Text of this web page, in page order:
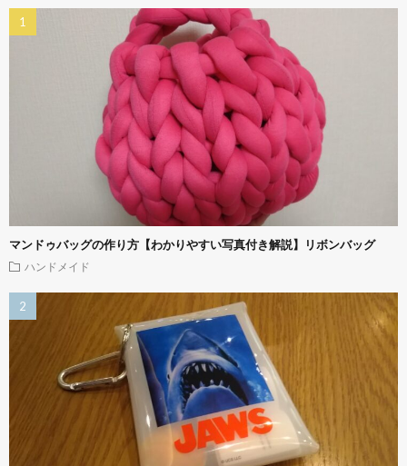
マンドゥバッグの作り方【わかりやすい写真付き解説】リボンバッグ
ハンドメイド